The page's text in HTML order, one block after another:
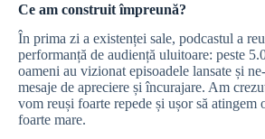
Ce am construit împreună?
În prima zi a existenței sale, podcastul a
performanță de audiență uluitoare: peste
oameni au vizionat episoadele lansate și
mesaje de apreciere și încurajare. Am
vom reuși foarte repede și ușor să atingem
foarte mare.